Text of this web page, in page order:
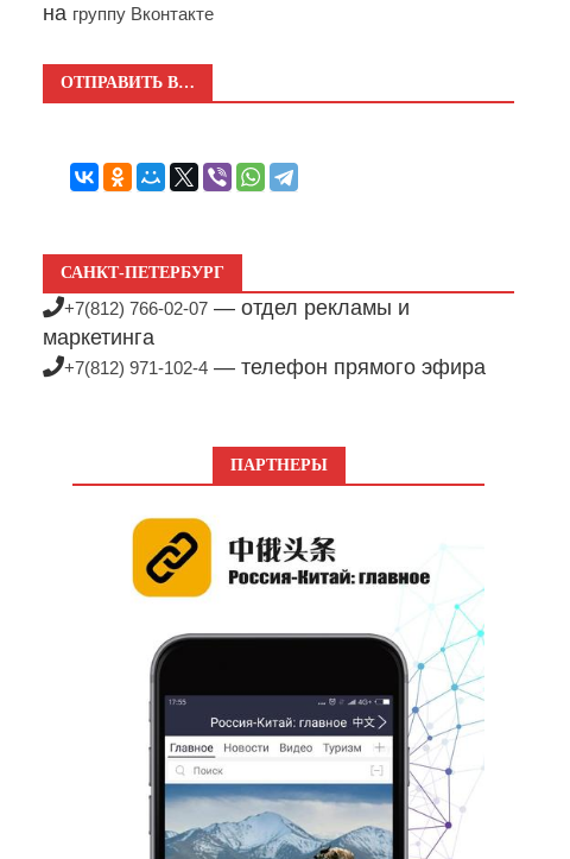
на группу Вконтакте
ОТПРАВИТЬ В…
САНКТ-ПЕТЕРБУРГ
+7(812) 766-02-07 — отдел рекламы и
маркетинга
+7(812) 971-102-4 — телефон прямого эфира
ПАРТНЕРЫ